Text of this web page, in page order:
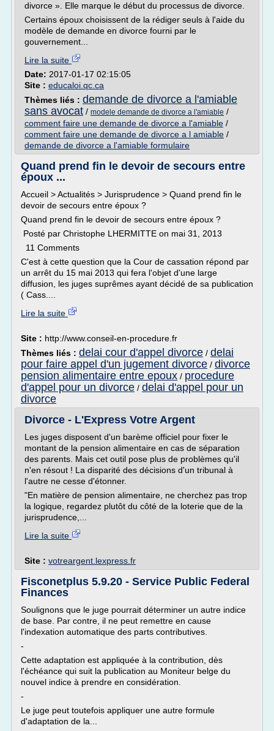
divorce ». Elle marque le début du processus de divorce.
Certains époux choisissent de la rédiger seuls à l'aide du
modèle de demande en divorce fourni par le
gouvernement...
Lire la suite
Date: 2017-01-17 02:15:05
Site : educaloi.qc.ca
Thèmes liés : demande de divorce a l'amiable
sans avocat / modele demande de divorce a l'amiable /
comment faire une demande de divorce a l'amiable /
comment faire une demande de divorce a l amiable /
demande de divorce a l'amiable formulaire
Quand prend fin le devoir de secours entre
époux ...
Accueil > Actualités > Jurisprudence > Quand prend fin le
devoir de secours entre époux ?
Quand prend fin le devoir de secours entre époux ?
Posté par Christophe LHERMITTE on mai 31, 2013
11 Comments
C'est à cette question que la Cour de cassation répond par
un arrêt du 15 mai 2013 qui fera l'objet d'une large
diffusion, les juges suprêmes ayant décidé de sa publication
( Cass....
Lire la suite
Site : http://www.conseil-en-procedure.fr
Thèmes liés : delai cour d'appel divorce / delai
pour faire appel d'un jugement divorce / divorce
pension alimentaire entre epoux / procedure
d'appel pour un divorce / delai d'appel pour un
divorce
Divorce - L'Express Votre Argent
Les juges disposent d'un barème officiel pour fixer le
montant de la pension alimentaire en cas de séparation
des parents. Mais cet outil pose plus de problèmes qu'il
n'en résout ! La disparité des décisions d'un tribunal à
l'autre ne cesse d'étonner.
"En matière de pension alimentaire, ne cherchez pas trop
la logique, regardez plutôt du côté de la loterie que de la
jurisprudence,...
Lire la suite
Site : votreargent.lexpress.fr
Fisconetplus 5.9.20 - Service Public Federal
Finances
Soulignons que le juge pourrait déterminer un autre indice
de base. Par contre, il ne peut remettre en cause
l'indexation automatique des parts contributives.
-
Cette adaptation est appliquée à la contribution, dès
l'échéance qui suit la publication au Moniteur belge du
nouvel indice à prendre en considération.
-
Le juge peut toutefois appliquer une autre formule
d'adaptation de la...